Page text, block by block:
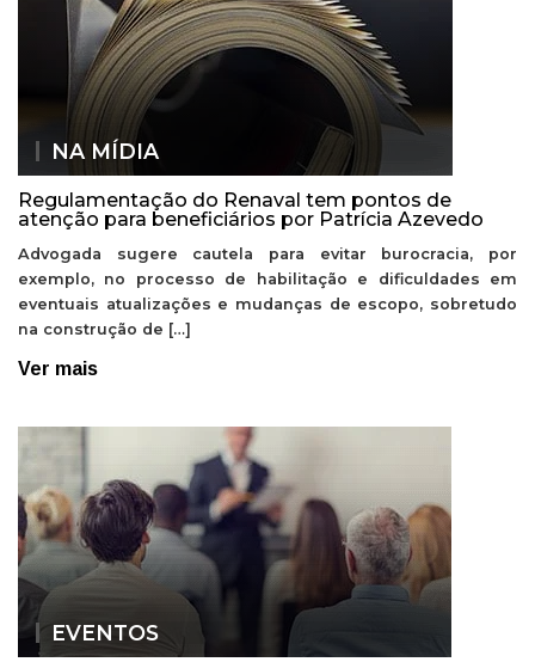
NA MÍDIA
Regulamentação do Renaval tem pontos de
atenção para beneficiários por Patrícia Azevedo
Advogada sugere cautela para evitar burocracia, por
exemplo, no processo de habilitação e dificuldades em
eventuais atualizações e mudanças de escopo, sobretudo
na construção de […]
Ver mais
EVENTOS